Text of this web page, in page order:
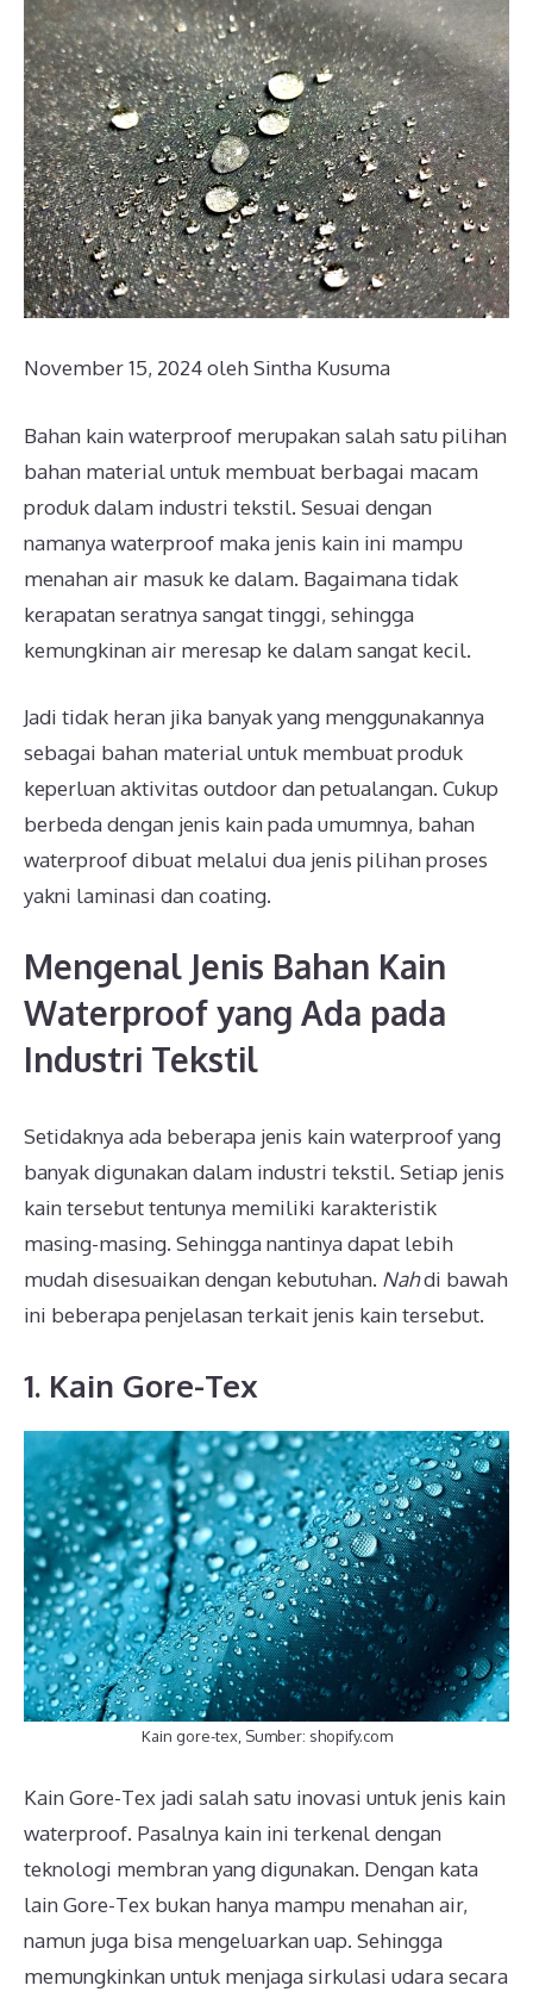
November 15, 2024olehSintha Kusuma
Bahan kain waterproof merupakan salah satu pilihan
bahan material untuk membuat berbagai macam
produk dalam industri tekstil. Sesuai dengan
namanya waterproof maka jenis kain ini mampu
menahan air masuk ke dalam. Bagaimana tidak
kerapatan seratnya sangat tinggi, sehingga
kemungkinan air meresap ke dalam sangat kecil.
Jadi tidak heran jika banyak yang menggunakannya
sebagai bahan material untuk membuat produk
keperluan aktivitas outdoor dan petualangan. Cukup
berbeda dengan jenis kain pada umumnya, bahan
waterproof dibuat melalui dua jenis pilihan proses
yakni laminasi dan coating.
Mengenal Jenis Bahan Kain
Waterproof yang Ada pada
Industri Tekstil
Setidaknya ada beberapa jenis kain waterproof yang
banyak digunakan dalam industri tekstil. Setiap jenis
kain tersebut tentunya memiliki karakteristik
masing-masing. Sehingga nantinya dapat lebih
mudah disesuaikan dengan kebutuhan. Nahdi bawah
ini beberapa penjelasan terkait jenis kain tersebut.
1. Kain Gore-Tex
Kain gore-tex, Sumber: shopify.com
Kain Gore-Tex jadi salah satu inovasi untuk jenis kain
waterproof. Pasalnya kain ini terkenal dengan
teknologi membran yang digunakan. Dengan kata
lain Gore-Tex bukan hanya mampu menahan air,
namun juga bisa mengeluarkan uap. Sehingga
memungkinkan untuk menjaga sirkulasi udara secara